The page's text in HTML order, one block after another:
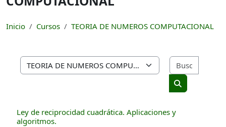
Inicio Cursos TEORIA DE NUMEROS COMPUTACIONAL
Categorías
Buscar cursos
Ley de reciprocidad cuadrática. Aplicaciones y
algoritmos.